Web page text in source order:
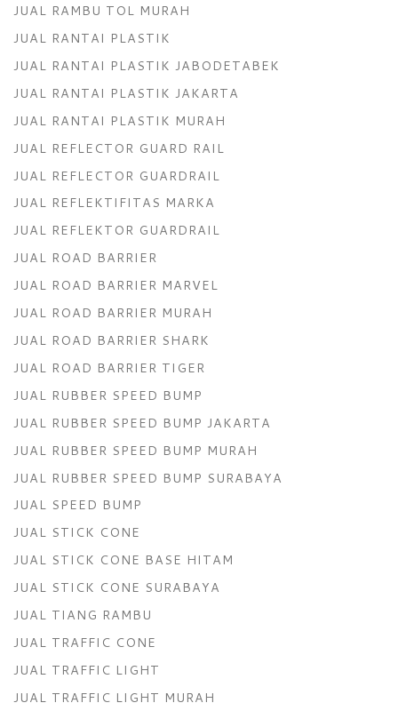
JUAL RAMBU TOL MURAH
JUAL RANTAI PLASTIK
JUAL RANTAI PLASTIK JABODETABEK
JUAL RANTAI PLASTIK JAKARTA
JUAL RANTAI PLASTIK MURAH
JUAL REFLECTOR GUARD RAIL
JUAL REFLECTOR GUARDRAIL
JUAL REFLEKTIFITAS MARKA
JUAL REFLEKTOR GUARDRAIL
JUAL ROAD BARRIER
JUAL ROAD BARRIER MARVEL
JUAL ROAD BARRIER MURAH
JUAL ROAD BARRIER SHARK
JUAL ROAD BARRIER TIGER
JUAL RUBBER SPEED BUMP
JUAL RUBBER SPEED BUMP JAKARTA
JUAL RUBBER SPEED BUMP MURAH
JUAL RUBBER SPEED BUMP SURABAYA
JUAL SPEED BUMP
JUAL STICK CONE
JUAL STICK CONE BASE HITAM
JUAL STICK CONE SURABAYA
JUAL TIANG RAMBU
JUAL TRAFFIC CONE
JUAL TRAFFIC LIGHT
JUAL TRAFFIC LIGHT MURAH